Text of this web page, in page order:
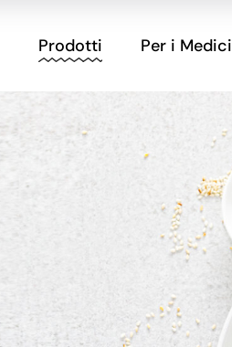
Prodotti Per i Medici